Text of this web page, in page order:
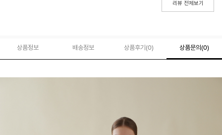
리뷰 전체보기
상품정보 배송정보 상품후기(0) 상품문의 (0)